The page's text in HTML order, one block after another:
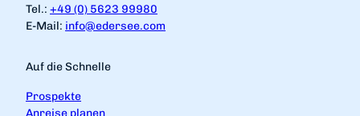
Tel.: +49 (0) 5623 99980
E-Mail: info@edersee.com
Auf die Schnelle
Prospekte
Anreise planen